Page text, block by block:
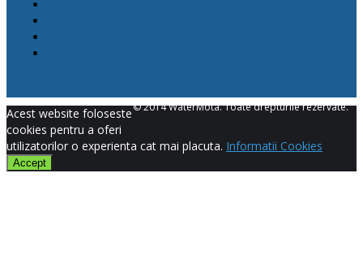
© 2014 WaterMota. Toate drepturile rezervate.
Acest website foloseste
cookies pentru a oferi
utilizatorilor o experienta cat mai placuta. Informatii Cookies
Accept